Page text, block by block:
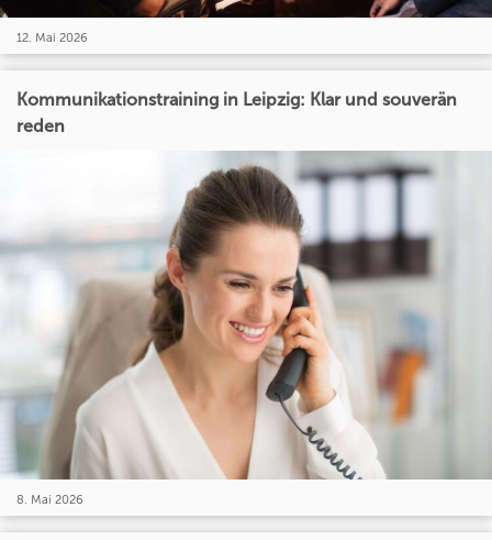
12. Mai 2026
Kommunikationstraining in Leipzig: Klar und souverän
reden
8. Mai 2026